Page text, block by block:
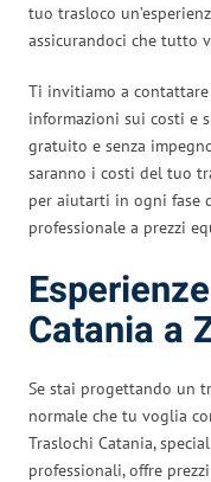
tuo trasloco
assicurandoci che tutto
Ti invitiamo a
informazioni sui costi e
gratuito e senza
saranno i costi del tuo
per aiutarti in ogni fase
professionale a prezzi
Catania a
Se stai progettando un
normale che tu voglia
Traslochi Catania,
professionali, offre